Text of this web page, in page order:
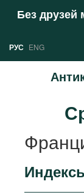
Без друзей
РУС ENG
Стран